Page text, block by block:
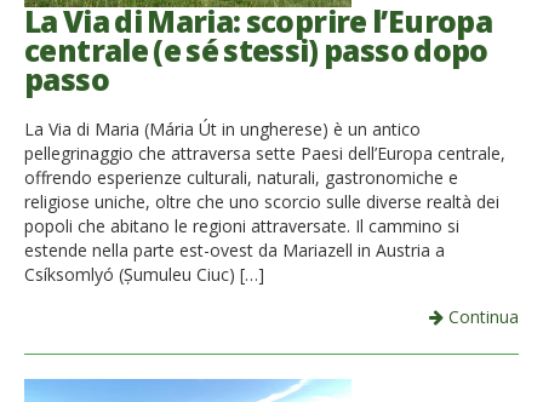
La Via di Maria: scoprire l’Europa
centrale (e sé stessi) passo dopo
passo
La Via di Maria (Mária Út in ungherese) è un antico
pellegrinaggio che attraversa sette Paesi dell’Europa centrale,
offrendo esperienze culturali, naturali, gastronomiche e
religiose uniche, oltre che uno scorcio sulle diverse realtà dei
popoli che abitano le regioni attraversate. Il cammino si
estende nella parte est-ovest da Mariazell in Austria a
Csíksomlyó (Șumuleu Ciuc) […]
Continua